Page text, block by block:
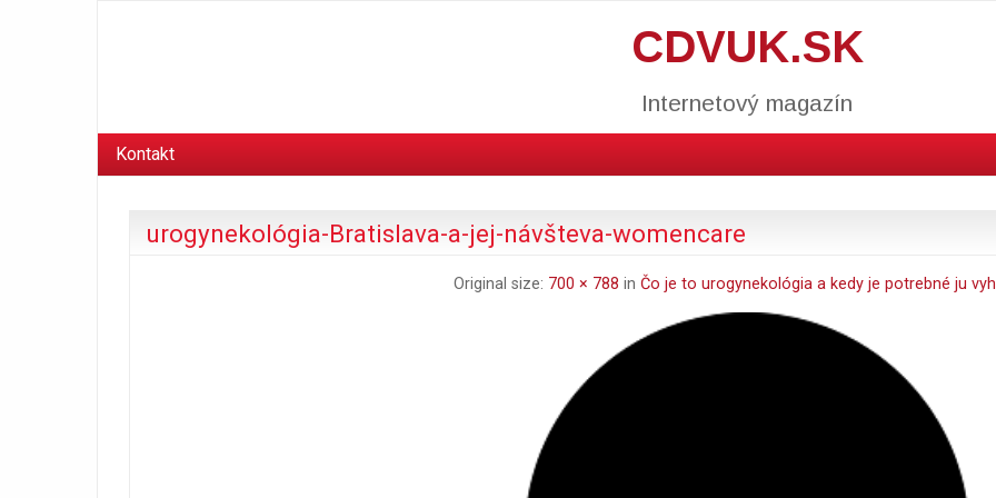
CDVUK.SK
Internetový magazín
Kontakt
urogynekológia-Bratislava-a-jej-návšteva-womencare
Original size: 700 × 788 in Čo je to urogynekológia a kedy je potrebné ju